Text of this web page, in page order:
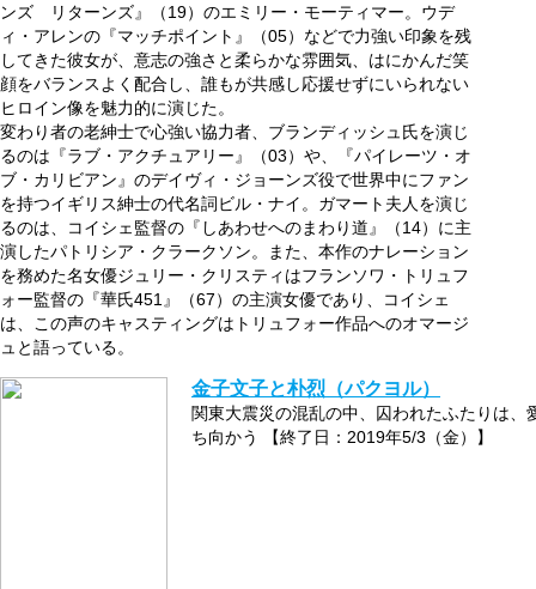
ンズ リターンズ』（19）のエミリー・モーティマー。ウデ
ィ・アレンの『マッチポイント』（05）などで力強い印象を残
してきた彼女が、意志の強さと柔らかな雰囲気、はにかんだ笑
顔をバランスよく配合し、誰もが共感し応援せずにいられない
ヒロイン像を魅力的に演じた。
変わり者の老紳士で心強い協力者、ブランディッシュ氏を演じ
るのは『ラブ・アクチュアリー』（03）や、『パイレーツ・オ
ブ・カリビアン』のデイヴィ・ジョーンズ役で世界中にファン
を持つイギリス紳士の代名詞ビル・ナイ。ガマート夫人を演じ
るのは、コイシェ監督の『しあわせへのまわり道』（14）に主
演したパトリシア・クラークソン。また、本作のナレーション
を務めた名女優ジュリー・クリスティはフランソワ・トリュフ
ォー監督の『華氏451』（67）の主演女優であり、コイシェ
は、この声のキャスティングはトリュフォー作品へのオマージ
ュと語っている。
金子文子と朴烈（パクヨル）
関東大震災の混乱の中、囚われたふたりは、
ち向かう 【終了日：2019年5/3（金）】